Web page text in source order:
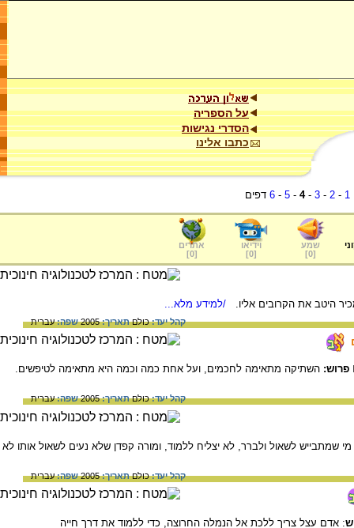
על הספריה
הסדרי נגישות
כתבו אלינו
1
-
2
-
3
-
4
-
5
-
6 דפים
שמע
[
0
]
וידיאו
[
0
]
אתרים
[
0
]
היטב את הקרובים אליו. /למידע מלא...
קהל יעד:כולםתאריך:2005 שפה:עברית
פרוש: השתיקה מתאימה לחכמים, ועל אחת כמה וכמה היא מתאימה לטיפשים.
קהל יעד:כולםתאריך:2005 שפה:עברית
מי שמתבייש לשאול ולברר, לא יצליח ללמוד, ומורה קפדן שלא נעים לשאול אותו לא
קהל יעד:כולםתאריך:2005 שפה:עברית
: אדם עצל צריך ללכת אל הנמלה החרוצה, כדי ללמוד את דרך חייה